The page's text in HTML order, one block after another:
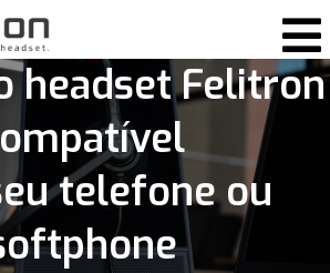
principal
headset Felitron
telefone ou